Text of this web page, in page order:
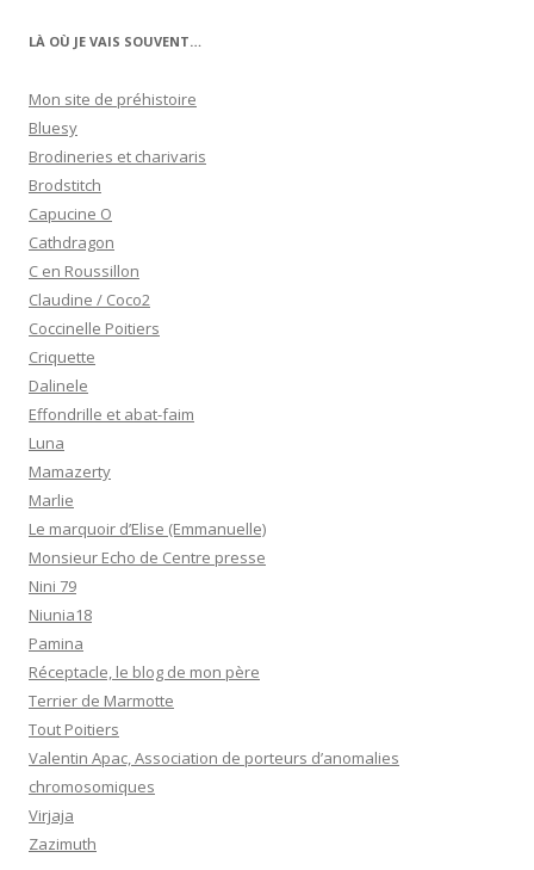
LÀ OÙ JE VAIS SOUVENT…
Mon site de préhistoire
Bluesy
Brodineries et charivaris
Brodstitch
Capucine O
Cathdragon
C en Roussillon
Claudine / Coco2
Coccinelle Poitiers
Criquette
Dalinele
Effondrille et abat-faim
Luna
Mamazerty
Marlie
Le marquoir d’Elise (Emmanuelle)
Monsieur Echo de Centre presse
Nini 79
Niunia18
Pamina
Réceptacle, le blog de mon père
Terrier de Marmotte
Tout Poitiers
Valentin Apac, Association de porteurs d’anomalies
chromosomiques
Virjaja
Zazimuth